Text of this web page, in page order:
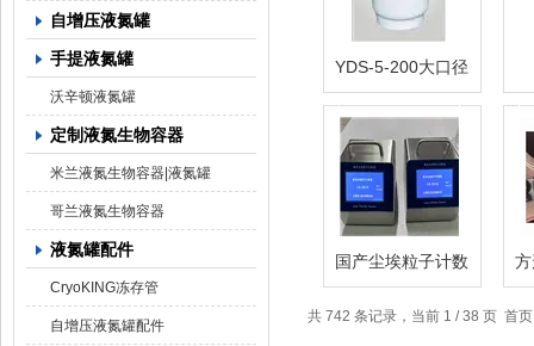
自增压液氮罐
手提液氮罐
沃辛顿液氮罐
定制液氮生物容器
米兰液氮生物容器|液氮罐
哥兰液氮生物容器
液氮罐配件
CryoKING冻存管
自增压液氮罐配件
YDS-5-200大口径
国产尘埃粒子计数
共 742 条记录，当前 1 / 38 页 首